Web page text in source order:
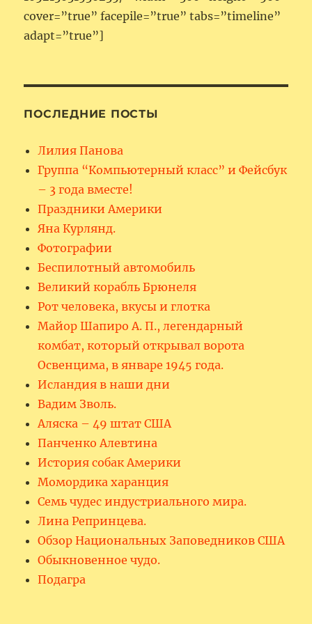
cover=”true” facepile=”true” tabs=”timeline”
adapt=”true”]
ПОСЛЕДНИЕ ПОСТЫ
Лилия Панова
Группа “Компьютерный класс” и Фейсбук
– 3 года вместе!
Праздники Америки
Яна Курлянд.
Фотографии
Беспилотный автомобиль
Великий корабль Брюнеля
Рот человека, вкусы и глотка
Майор Шапиро А. П., легендарный
комбат, который открывал ворота
Освенцима, в январе 1945 года.
Исландия в наши дни
Вадим Зволь.
Аляска – 49 штат США
Панченко Алевтина
История собак Америки
Момордика харанция
Семь чудес индустриального мира.
Лина Репринцева.
Обзор Национальных Заповедников США
Обыкновенное чудо.
Подагра